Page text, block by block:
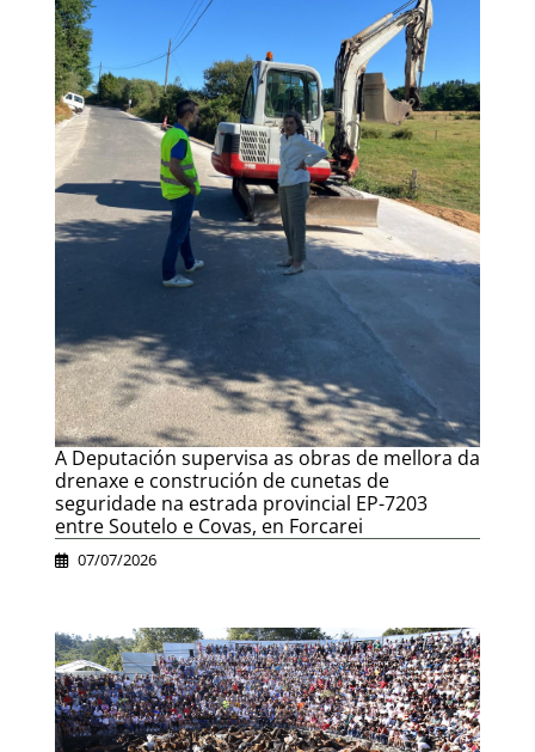
A Deputación supervisa as obras de mellora da
drenaxe e construción de cunetas de
seguridade na estrada provincial EP-7203
entre Soutelo e Covas, en Forcarei
07/07/2026